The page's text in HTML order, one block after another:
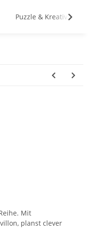
Puzzle & Kreativ
Mit
planst clever